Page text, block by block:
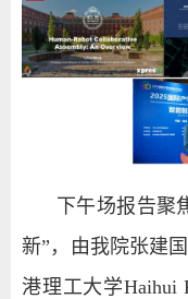
下午场报告聚
新”，
由我院张建
港理工大学Haihui